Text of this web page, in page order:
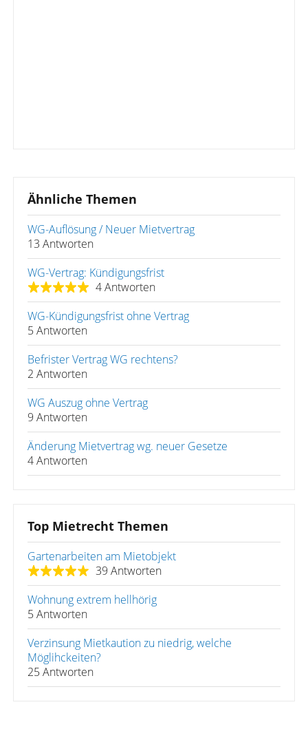
Ähnliche Themen
WG-Auflösung / Neuer Mietvertrag
13 Antworten
WG-Vertrag: Kündigungsfrist
4 Antworten
WG-Kündigungsfrist ohne Vertrag
5 Antworten
Befrister Vertrag WG rechtens?
2 Antworten
WG Auszug ohne Vertrag
9 Antworten
Änderung Mietvertrag wg. neuer Gesetze
4 Antworten
Top Mietrecht Themen
Gartenarbeiten am Mietobjekt
39 Antworten
Wohnung extrem hellhörig
5 Antworten
Verzinsung Mietkaution zu niedrig, welche
Möglihckeiten?
25 Antworten